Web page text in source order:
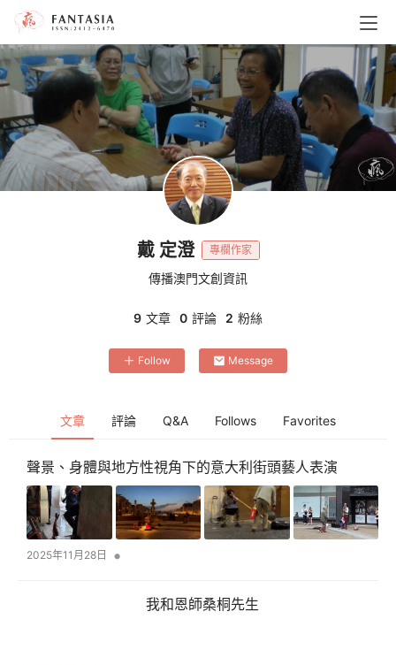
戴 定澄 專欄作家
傳播澳門文創資訊
9 文章 0 評論 2 粉絲
Follow Message
文章 評論 Q&A Follows Favorites
聲景、身體與地方性視角下的意大利街頭藝人表演
2025年11月28日 •
我和恩師桑桐先生